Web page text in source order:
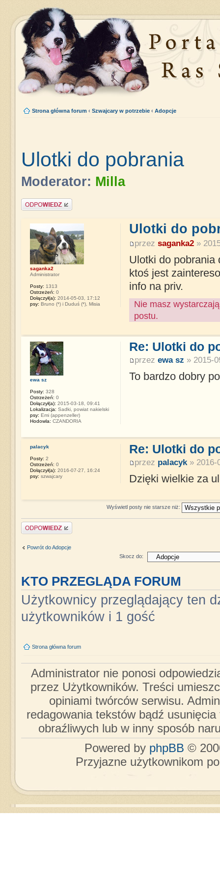
Strona główna forum ‹ Szwajcary w potrzebie ‹ Adopcje
Ulotki do pobrania
Moderator: Milla
Napisz komentarz
Ulotki do
przez saganka2»
Ulotki do pobrania
ktoś jest
info na priv.
Nie masz
postu.
saganka2
Administrator
Posty: 1313
Ostrzeżeń: 0
Dołączył(a): 2014-05-03, 17:12
psy: Bruno (*) i Duduś (*), Misia
Re: Ulotki do
przez ewa sz » 2015-
To bardzo dobry
ewa sz
Posty: 328
Ostrzeżeń: 0
Dołączył(a): 2015-03-18, 09:41
Lokalizacja: Sadki, powiat nakielski
psy: Emi (appenzeller)
Hodowla: CZANDORIA
Re: Ulotki do
przez palacyk» 2016-
Dzięki wielkie za
palacyk
Posty: 2
Ostrzeżeń: 0
Dołączył(a): 2016-07-27, 16:24
psy: szwajcary
Wyświetl posty nie starsze niż:
Napisz komentarz
Powrót do Adopcje
Skocz do:
KTO PRZEGLĄDA FORUM
Użytkownicy przeglądający ten
użytkowników i 1 gość
Strona główna forum
Administrator nie ponosi
przez Użytkowników. Treści
opiniami twórców serwisu.
redagowania tekstów bądź
obraźliwych lub w inny sposób
Powered by phpBB ©
Przyjazne użytkownikom